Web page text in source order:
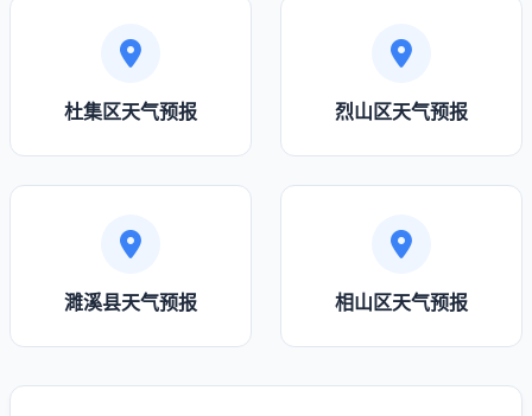
杜集区天气预报 烈山区天气预报
濉溪县天气预报 相山区天气预报